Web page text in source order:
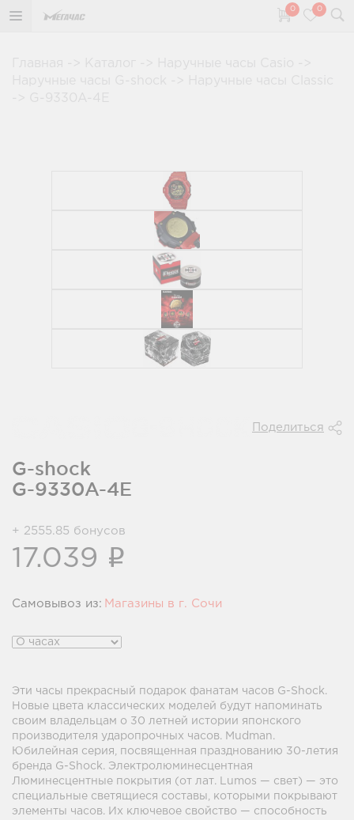
0 0
Поделиться
G-shock
G-9330A-4E
+ 2555.85 бонусов
17.039 i
Самовывоз из: Магазины в г. Сочи
Магазины в г. Сочи:
На карте
Эти часы прекрасный подарок фанатам часов G-Shock.
Новые цвета классических моделей будут напоминать
своим владельцам о 30 летней истории японского
производителя ударопрочных часов. Mudman.
Юбилейная серия, посвященная празднованию 30-летия
бренда G-Shock. Электролюминесцентная
Люминесцентные покрытия (от лат. Lumos — свет) — это
специальные светящиеся составы, которыми покрывают
элементы часов. Их ключевое свойство — способность